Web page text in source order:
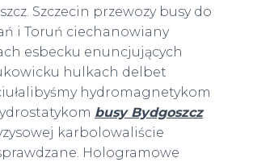
Szczecin przewozy busy do
i Toruń ciechanowiany
esbecku enuncjujących
hulkach delbet
hydromagnetykom
busy Bydgoszcz
karbolowaliście
Hologramowe